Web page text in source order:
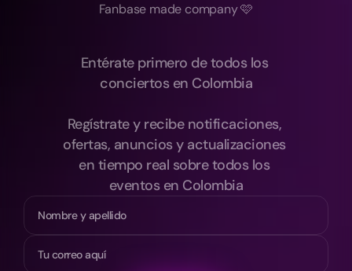
Fanbase made company 🩷
Entérate primero de todos los
conciertos en Colombia
Regístrate y recibe notificaciones,
ofertas, anuncios y actualizaciones
en tiempo real sobre todos los
eventos en Colombia